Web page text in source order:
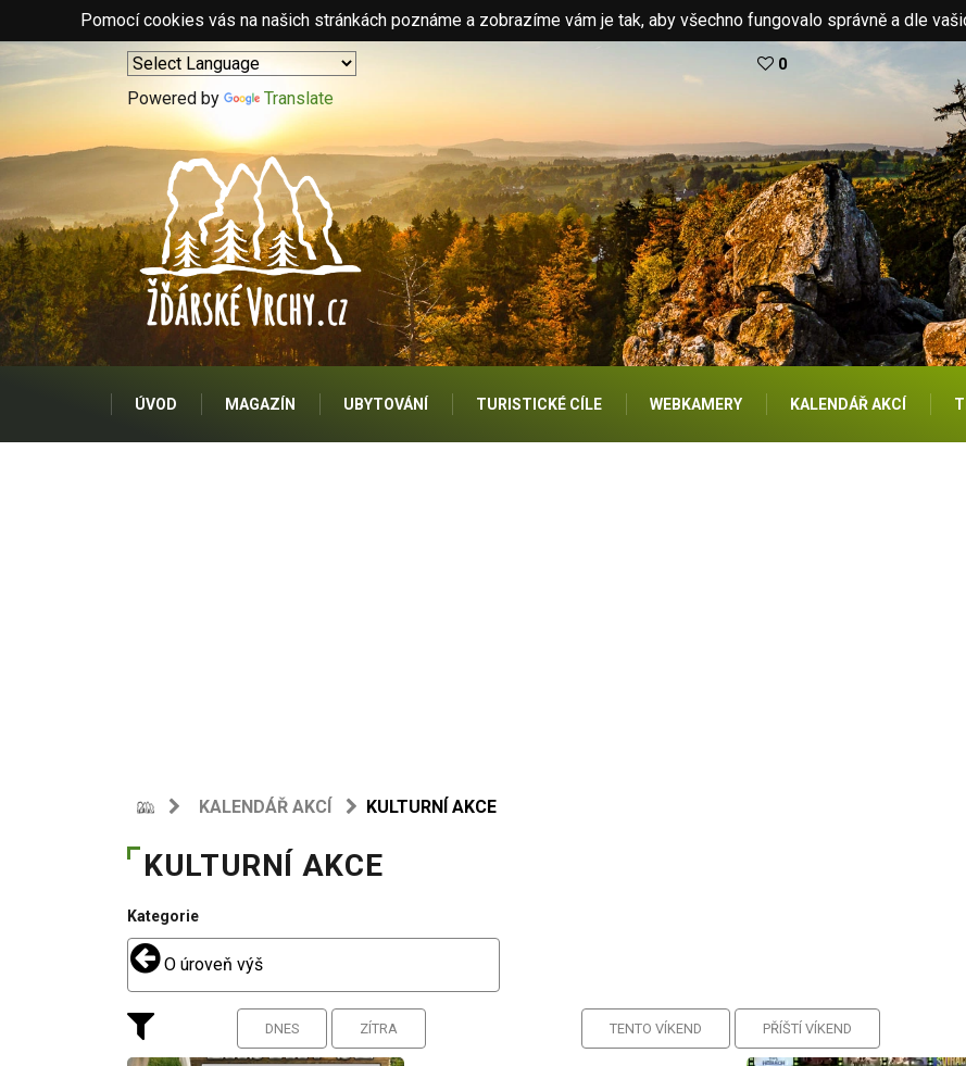
Pomocí cookies vás na našich stránkách poznáme a zobrazíme vám je tak, aby všechno fungovalo správně a dle
Powered by Translate
0
ÚVOD MAGAZÍN UBYTOVÁNÍ TURISTICKÉ CÍLE WEBKAMERY KALENDÁŘ AKCÍ
KALENDÁŘ AKCÍ KULTURNÍ AKCE
KULTURNÍ AKCE
Kategorie
O úroveň výš
DNES ZÍTRA TENTO VÍKEND PŘÍŠTÍ VÍKEND